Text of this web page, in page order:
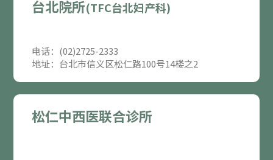
台北院所(TFC台北妇产科)
电话：(02)2725-2333
地址：台北市信义区松仁路100号14楼之2
松仁中西医联合诊所